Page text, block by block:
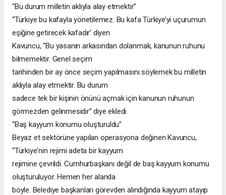
“Bu durum milletin aklıyla alay etmektir”
“Türkiye bu kafayla yönetilemez. Bu kafa Türkiye’yi uçurumun
eşiğine getirecek kafadır’ diyen
Kavuncu, “Bu yasanın arkasından dolanmak, kanunun ruhunu
bilmemektir. Genel seçim
tarihinden bir ay önce seçim yapılmasını söylemek bu milletin
aklıyla alay etmektir. Bu durum
sadece tek bir kişinin önünü açmak için kanunun ruhunun
görmezden gelinmesidir” diye ekledi.
“Baş kayyum konumu oluşturuldu”
Beyaz et sektörüne yapılan operasyona değinen Kavuncu,
“Türkiye'nin rejimi adeta bir kayyum
rejimine çevrildi. Cumhurbaşkanı değil de baş kayyum konumu
oluşturuluyor. Hemen her alanda
böyle. Belediye başkanları görevden alındığında kayyum atayıp